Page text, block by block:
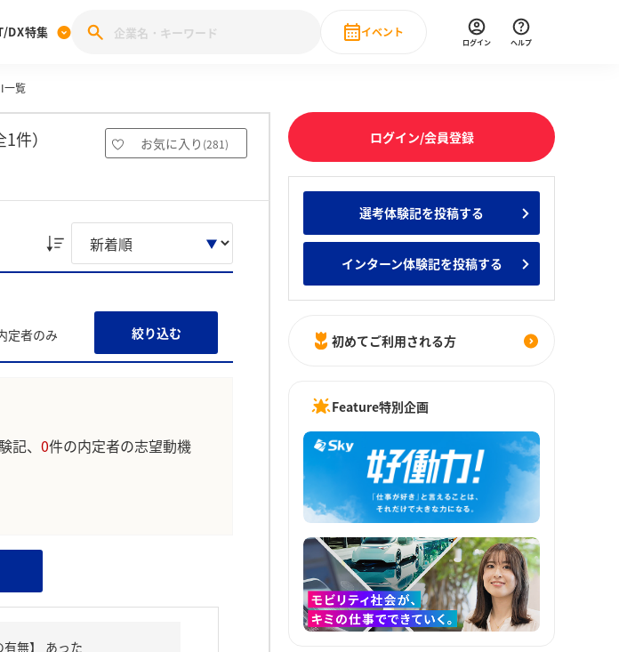
投稿キャンペーン
ブランド調査
みんなの新卒就職人気企業ランキング みんなのインターン人気企業ランキ
DX特集
28卒 IT・DX現場社員インタビュー
イベント
直近のイベント一覧
ログイン ヘルプ
一覧
件） お気に入り (281)
定者のみ 絞り込む
記、 0件の内定者の志望動機
ログイン/会員登録
選考体験記を投稿する
インターン体験記を投稿する
初めてご利用される方
Feature特別企画